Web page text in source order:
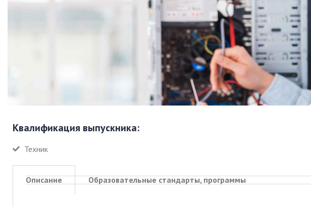
Квалификация выпускника:
Техник
Описание Образовательные стандарты, программы